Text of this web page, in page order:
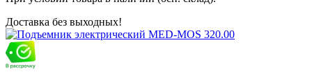
Доставка без выходных!